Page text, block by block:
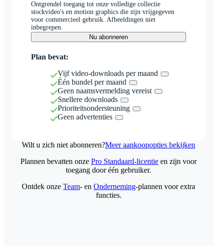
Ontgrendel toegang tot onze volledige collectie
stockvideo's en motion graphics die zijn vrijgegeven
voor commercieel gebruik. Afbeeldingen niet
inbegrepen.
Nu abonneren
Plan bevat:
Vijf video-downloads per maand
Één bundel per maand
Geen naamsvermelding vereist
Snellere downloads
Prioriteitsondersteuning
Geen advertenties
Wilt u zich niet abonneren?Meer aankoopopties bekijken
Plannen bevatten onze Pro Standaard-licentie en zijn voor
toegang door één gebruiker.
Ontdek onze Team- en Onderneming-plannen voor extra
functies.